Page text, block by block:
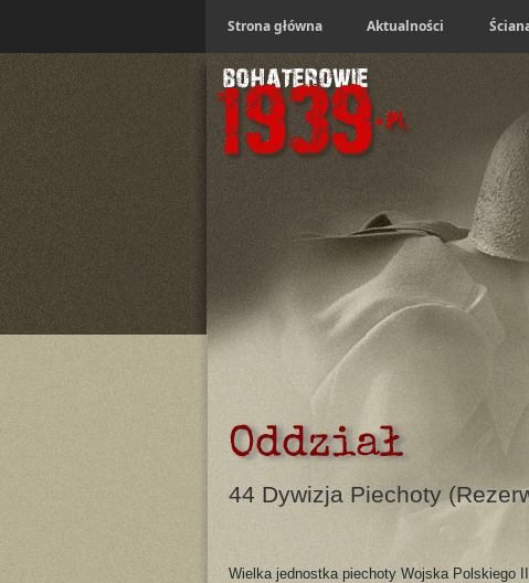
Strona główna Aktualności
Oddział
44 Dywizja Piechoty
Wielka jednostka piechoty Wojska Polskiego